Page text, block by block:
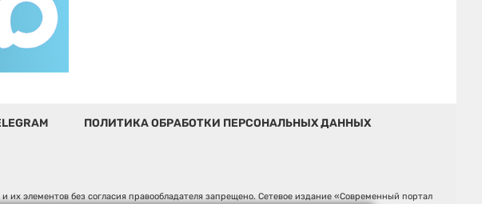
ПОЛИТИКА ОБРАБОТКИ ПЕРСОНАЛЬНЫХ ДАННЫХ
элементов без согласия правообладателя запрещено. Сетевое издание «Современный портал